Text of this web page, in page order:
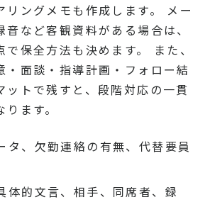
リングメモも作成します。 メー
など客観資料がある場合は、
保全方法も決めます。 また、
・面談・指導計画・フォロー結
ットで残すと、段階対応の一貫
ます。
タ、欠勤連絡の有無、代替要員
体的文言、相手、同席者、録